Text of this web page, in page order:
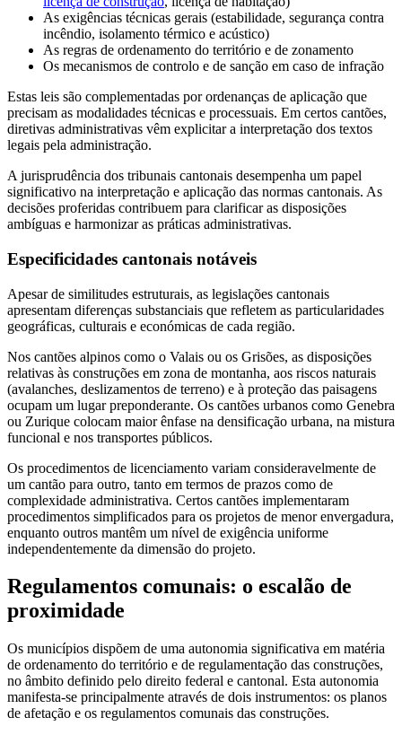
As exigências técnicas gerais (estabilidade, segurança contra
incêndio, isolamento térmico e acústico)
As regras de ordenamento do território e de zonamento
Os mecanismos de controlo e de sanção em caso de infração
Estas leis são complementadas por ordenanças de aplicação que
precisam as modalidades técnicas e processuais. Em certos cantões,
diretivas administrativas vêm explicitar a interpretação dos textos
legais pela administração.
A jurisprudência dos tribunais cantonais desempenha um papel
significativo na interpretação e aplicação das normas cantonais. As
decisões proferidas contribuem para clarificar as disposições
ambíguas e harmonizar as práticas administrativas.
Especificidades cantonais notáveis
Apesar de similitudes estruturais, as legislações cantonais
apresentam diferenças substanciais que refletem as particularidades
geográficas, culturais e económicas de cada região.
Nos cantões alpinos como o Valais ou os Grisões, as disposições
relativas às construções em zona de montanha, aos riscos naturais
(avalanches, deslizamentos de terreno) e à proteção das paisagens
ocupam um lugar preponderante. Os cantões urbanos como Genebra
ou Zurique colocam maior ênfase na densificação urbana, na mistura
funcional e nos transportes públicos.
Os procedimentos de licenciamento variam consideravelmente de
um cantão para outro, tanto em termos de prazos como de
complexidade administrativa. Certos cantões implementaram
procedimentos simplificados para os projetos de menor envergadura,
enquanto outros mantêm um nível de exigência uniforme
independentemente da dimensão do projeto.
Regulamentos comunais: o escalão de
proximidade
Os municípios dispõem de uma autonomia significativa em matéria
de ordenamento do território e de regulamentação das construções,
no âmbito definido pelo direito federal e cantonal. Esta autonomia
manifesta-se principalmente através de dois instrumentos: os planos
de afetação e os regulamentos comunais das construções.